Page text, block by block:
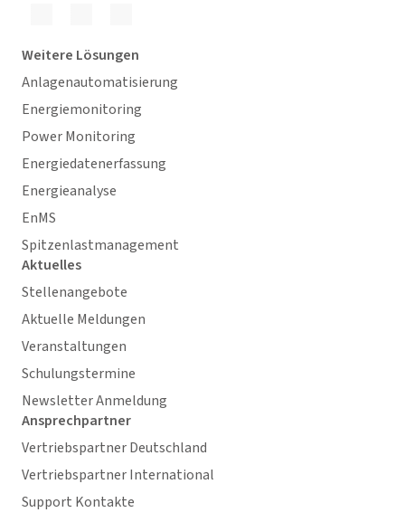
Weitere Lösungen
Anlagenautomatisierung
Energiemonitoring
Power Monitoring
Energiedatenerfassung
Energieanalyse
EnMS
Spitzenlastmanagement
Aktuelles
Stellenangebote
Aktuelle Meldungen
Veranstaltungen
Schulungstermine
Newsletter Anmeldung
Ansprechpartner
Vertriebspartner Deutschland
Vertriebspartner International
Support Kontakte